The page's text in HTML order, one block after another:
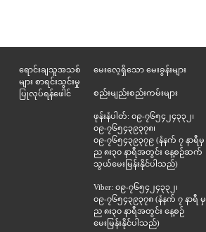
ရောင်းချသူအသစ်
များ စာရင်းသွင်းမှု
ပြုလုပ်ရန်ဖေါင်
မေးလေ့ရှိသော မေးခွန်းများ
စည်းမျည်းစည်းကမ်းများ
ဖုန်းနံပါတ်: ၀၉-၇၆၅၄၂၄၃၃၂၊
၀၉-၇၆၅၄၃၉၃၇၈၊
၀၉-၇၆၅၄၃၉၃၇၉ (နံနက် ၇ နာရီမှ
ည ၈း၃၀ နာရီအတွင်း နေ့စဉ်ဆက်
သွယ်မေးမြန်းနိုင်ပါသည်)
Viber: ၀၉-၇၆၅၄၂၄၃၃၂၊
၀၉-၇၆၅၄၃၉၃၇၈ (နံနက် ၇ နာရီ မှ
ည ၈း၃၀ နာရီအတွင်း နေ့စဉ်
မေးမြန်းနိုင်ပါသည်)